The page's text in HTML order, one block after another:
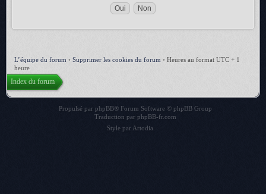
L’équipe du forum • Supprimer les cookies du forum • Heures au format UTC + 1
heure
Index du forum
Propulsé par phpBB® Forum Software © phpBB Group
Traduction par phpBB-fr.com
Style par Artodia